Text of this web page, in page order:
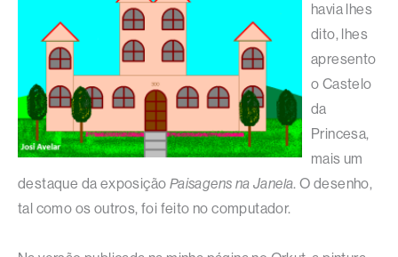
havia lhes
dito, lhes
apresento
o Castelo
da
Princesa,
mais um
destaque da exposição Paisagens na Janela. O desenho,
tal como os outros, foi feito no computador.